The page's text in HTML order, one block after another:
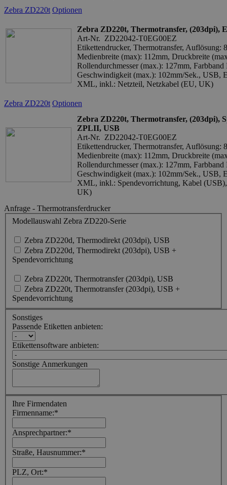
Zebra ZD220t Optionen
Zebra ZD220t, Thermotransfer, (203dpi),
Art-Nr. ZD22042-T0EG00EZ
Etikettendrucker, Thermotransfer, Auflösung:
Medienbreite (max): 112mm, Druckbreite
Rollendurchmesser (max.): 127mm,
Geschwindigkeit (max.): 102mm/Sek., USB,
XML, inkl.: Netzteil, Netzkabel (EU, UK)
Zebra ZD220t Optionen
Zebra ZD220t, Thermotransfer, (203dpi),
ZPLII, USB
Art-Nr. ZD22042-T0EG00EZ
Etikettendrucker, Thermotransfer, Auflösung:
Medienbreite (max): 112mm, Druckbreite
Rollendurchmesser (max.): 127mm,
Geschwindigkeit (max.): 102mm/Sek., USB,
XML, inkl.: Spendevorrichtung, Kabel
UK)
Anfrage - Thermotransferdrucker
Modellauswahl Zebra ZD220-Serie
Zebra ZD220d, Thermodirekt (203dpi), USB
Zebra ZD220d, Thermodirekt (203dpi), USB +
Spendevorrichtung
Zebra ZD220t, Thermotransfer (203dpi), USB
Zebra ZD220t, Thermotransfer (203dpi), USB +
Spendevorrichtung
Sonstiges
Passende Etiketten anbieten:
Etikettensoftware anbieten:
Sonstige Anmerkungen
Ihre Firmendaten
Firmenname:*
Ansprechpartner:*
Straße, Hausnummer:*
PLZ, Ort:*